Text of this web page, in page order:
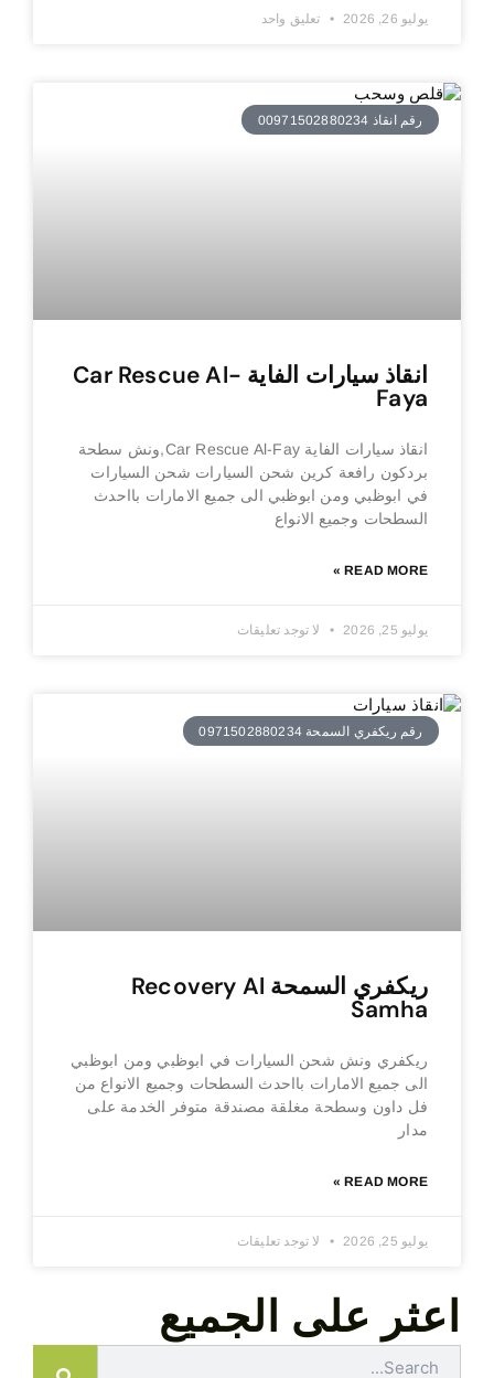
يوليو 26, 2026 تعليق واحد
رقم انقاذ 00971502880234
انقاذ سيارات الفاية Car Rescue Al-
Faya
انقاذ سيارات الفاية Car Rescue Al-Fay,ونش سطحة
بردكون رافعة كرين شحن السيارات شحن السيارات
في ابوظبي ومن ابوظبي الى جميع الامارات بااحدث
السطحات وجميع الانواع
READ MORE »
يوليو 25, 2026 لا توجد تعليقات
رقم ريكفري السمحة 0971502880234
ريكفري السمحة Recovery Al
Samha
ريكفري ونش شحن السيارات في ابوظبي ومن ابوظبي
الى جميع الامارات بااحدث السطحات وجميع الانواع من
فل داون وسطحة مغلقة مصندقة متوفر الخدمة على
مدار
READ MORE »
يوليو 25, 2026 لا توجد تعليقات
اعثر على الجميع